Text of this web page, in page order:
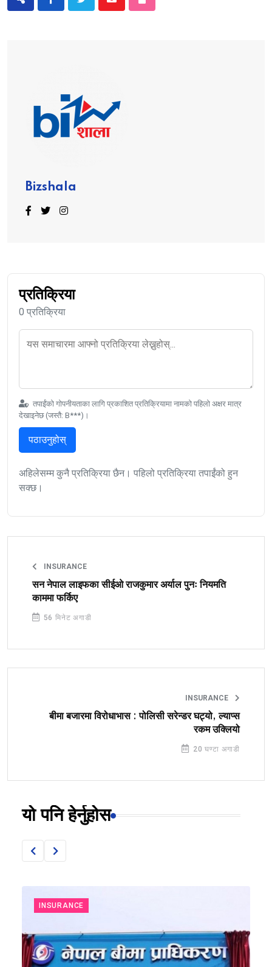
Bizshala
प्रतिक्रिया
0 प्रतिक्रिया
तपाईंको गोपनीयताका लागि प्रकाशित प्रतिक्रियामा नामको पहिलो अक्षर मात्र
देखाइनेछ (जस्तै: B***)।
पठाउनुहोस्
अहिलेसम्म कुनै प्रतिक्रिया छैन। पहिलो प्रतिक्रिया तपाईंको हुन
सक्छ।
INSURANCE
सन नेपाल लाइफका सीईओ राजकुमार अर्याल पुनः नियमति
काममा फर्किए
56 मिनेट अगाडी
INSURANCE
बीमा बजारमा विरोधाभास : पोलिसी सरेन्डर घट्यो, ल्याप्स
रकम उक्लियो
20 घण्टा अगाडी
यो पनि हेर्नुहोस
INSURANCE